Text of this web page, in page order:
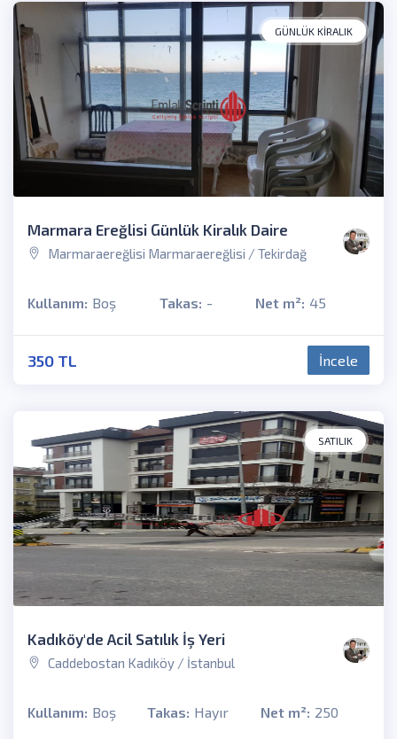
GÜNLÜK KIRALIK
Marmara Ereğlisi Günlük Kiralık Daire
Marmaraereğlisi Marmaraereğlisi / Tekirdağ
Kullanım: Boş Takas: - Net m²: 45
350 TL İncele
SATILIK
Kadıköy'de Acil Satılık İş Yeri
Caddebostan Kadıköy / İstanbul
Kullanım: Boş Takas: Hayır Net m²: 250